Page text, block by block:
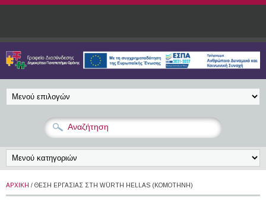
Παράκαμψη προς το κυρίως περιεχόμενο
ΑΡΧΙΚΉ / ΘΈΣΗ ΕΡΓΑΣΊΑΣ ΣΤΗ WÜRTH HELLAS (ΚΟΜΟΤΗΝΉ)